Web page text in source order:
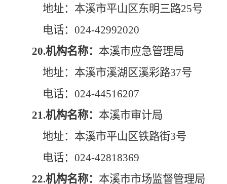
地址：本溪市平山区东明三路25号
电话：024-42992020
20.机构名称： 本溪市应急管理局
地址：本溪市溪湖区溪彩路37号
电话：024-44516207
21.机构名称： 本溪市审计局
地址：本溪市平山区铁路街3号
电话：024-42818369
22.机构名称： 本溪市市场监督管理局